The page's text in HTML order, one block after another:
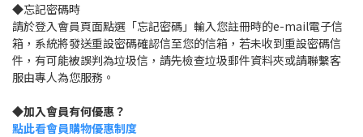
◆忘記密碼時
請於登入會員頁面點選「忘記密碼」輸入您註冊時的e-mail電子信
箱，系統將發送重設密碼確認信至您的信箱，若未收到重設密碼信
件，有可能被誤判為垃圾信，請先檢查垃圾郵件資料夾或請聯繫客
服由專人為您服務。
◆加入會員有何優惠？
點此看會員購物優惠制度